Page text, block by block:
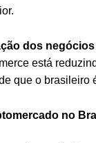
dos negócios
está
que o brasileiro
no